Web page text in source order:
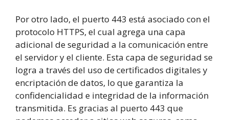
Por otro lado, el puerto 443 está asociado con el
protocolo HTTPS, el cual agrega una capa
adicional de seguridad a la comunicación entre
el servidor y el cliente. Esta capa de seguridad se
logra a través del uso de certificados digitales y
encriptación de datos, lo que garantiza la
confidencialidad e integridad de la información
transmitida. Es gracias al puerto 443 que